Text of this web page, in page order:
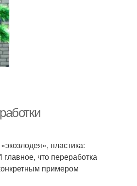
пластика:
что переработка
примером